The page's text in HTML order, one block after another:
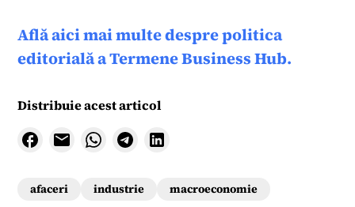
Află aici mai multe despre politica
editorială a Termene Business Hub.
Distribuie acest articol
afaceri industrie macroeconomie